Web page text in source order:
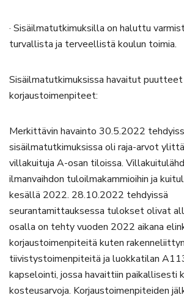
· Sisäilmatutkimuksilla on haluttu
turvallista ja terveellistä koulun toimia.
Sisäilmatutkimuksissa havaitut
korjaustoimenpiteet:
Merkittävin havainto 30.5.2022
sisäilmatutkimuksissa oli raja-arvot
villakuituja A-osan tiloissa.
ilmanvaihdon tuloilmakammioihin ja
kesällä 2022. 28.10.2022 tehdyissä
seurantamittauksessa tulokset olivat
osalla on tehty vuoden 2022 aikana
korjaustoimenpiteitä kuten
tiivistystoimenpiteitä ja luokkatilan
kapselointi, jossa havaittiin paikallisesti
kosteusarvoja. Korjaustoimenpiteiden